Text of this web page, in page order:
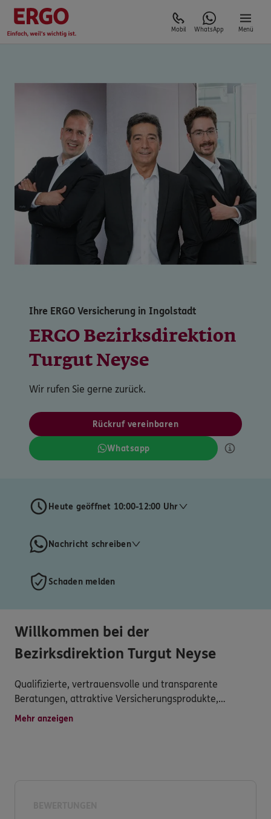
Mobil WhatsApp Menü
Ihre ERGO Versicherung in Ingolstadt
ERGO Bezirksdirektion
Turgut Neyse
Wir rufen Sie gerne zurück.
Rückruf vereinbaren
Whatsapp
Heute geöffnet 10:00-12:00 Uhr
Nachricht schreiben
Schaden melden
Willkommen bei der
Bezirksdirektion Turgut Neyse
Qualifizierte, vertrauensvolle und transparente
Beratungen, attraktive Versicherungsprodukte,
persönliche Betreuung, schnelle Schadensregulierung
Mehr anzeigen